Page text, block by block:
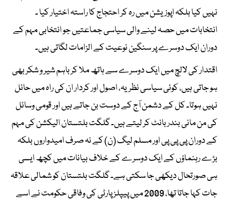
نہیں کیا بلکہ اپوزیشن میں رہ کر احتجاج کا راستہ اختیار کیا ۔
انتخابات میں حصہ لینے والی سیاسی جماعتیں جو انتخابی مہم کے
دوران ایک دوسرے پر سنگین نوعیت کے الزامات لگاتی ہیں۔
اقتدار کی لالچ میں ایک دوسرے سے ہاتھ ملا کر باہم شیر و شکر بھی
ہو جاتی ہیں، کوئی سیاسی نظریہ، اصول اور کردار ان کی راہ میں حائل
نہیں ہوتا۔ کل کے دشمن آج کے دوست بن جاتے ہیں اور قومی وسائل
کی من مانی بندربانٹ کر لیتے ہیں۔ گلگت بلتستان الیکشن کی مہم
کے دوران پی پی پی اور مسلم لیگ (ن) کے نہ صرف امیدواروں بلکہ
بڑے رہنماؤں کے ایک دوسرے کے خلاف بیانات میں کچھ ایسی
ہی صورتحال دیکھی جا سکتی ہے۔ گلگت بلتستان کو شمالی علاقہ
جات کہا جاتا تھا، 2009 میں پیپلز پارٹی کی وفاقی حکومت نے اسے